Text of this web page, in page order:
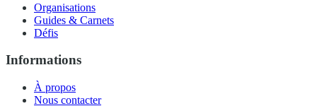
Organisations
Guides & Carnets
Défis
Informations
À propos
Nous contacter